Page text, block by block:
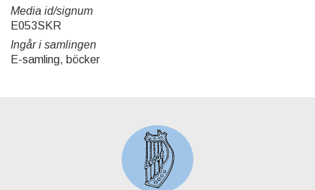
Media id/signum
E053SKR
Ingår i samlingen
E-samling, böcker